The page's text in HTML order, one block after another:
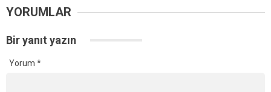
YORUMLAR
Bir yanıt yazın
Yorum *